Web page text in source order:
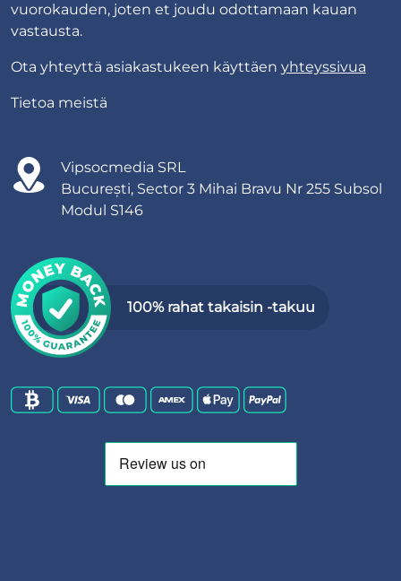
vuorokauden, joten et joudu odottamaan kauan
vastausta.
Ota yhteyttä asiakastukeen käyttäen yhteyssivua
Tietoa meistä
Vipsocmedia SRL
București, Sector 3 Mihai Bravu Nr 255 Subsol
Modul S146
100% rahat takaisin -takuu